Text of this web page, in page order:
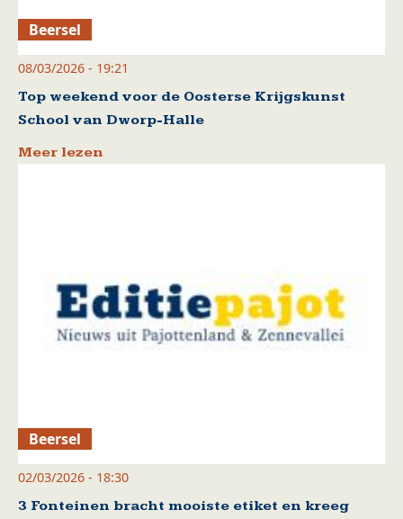
Beersel
08/03/2026 - 19:21
Top weekend voor de Oosterse Krijgskunst
School van Dworp-Halle
Meer lezen
Beersel
02/03/2026 - 18:30
3 Fonteinen bracht mooiste etiket en kreeg